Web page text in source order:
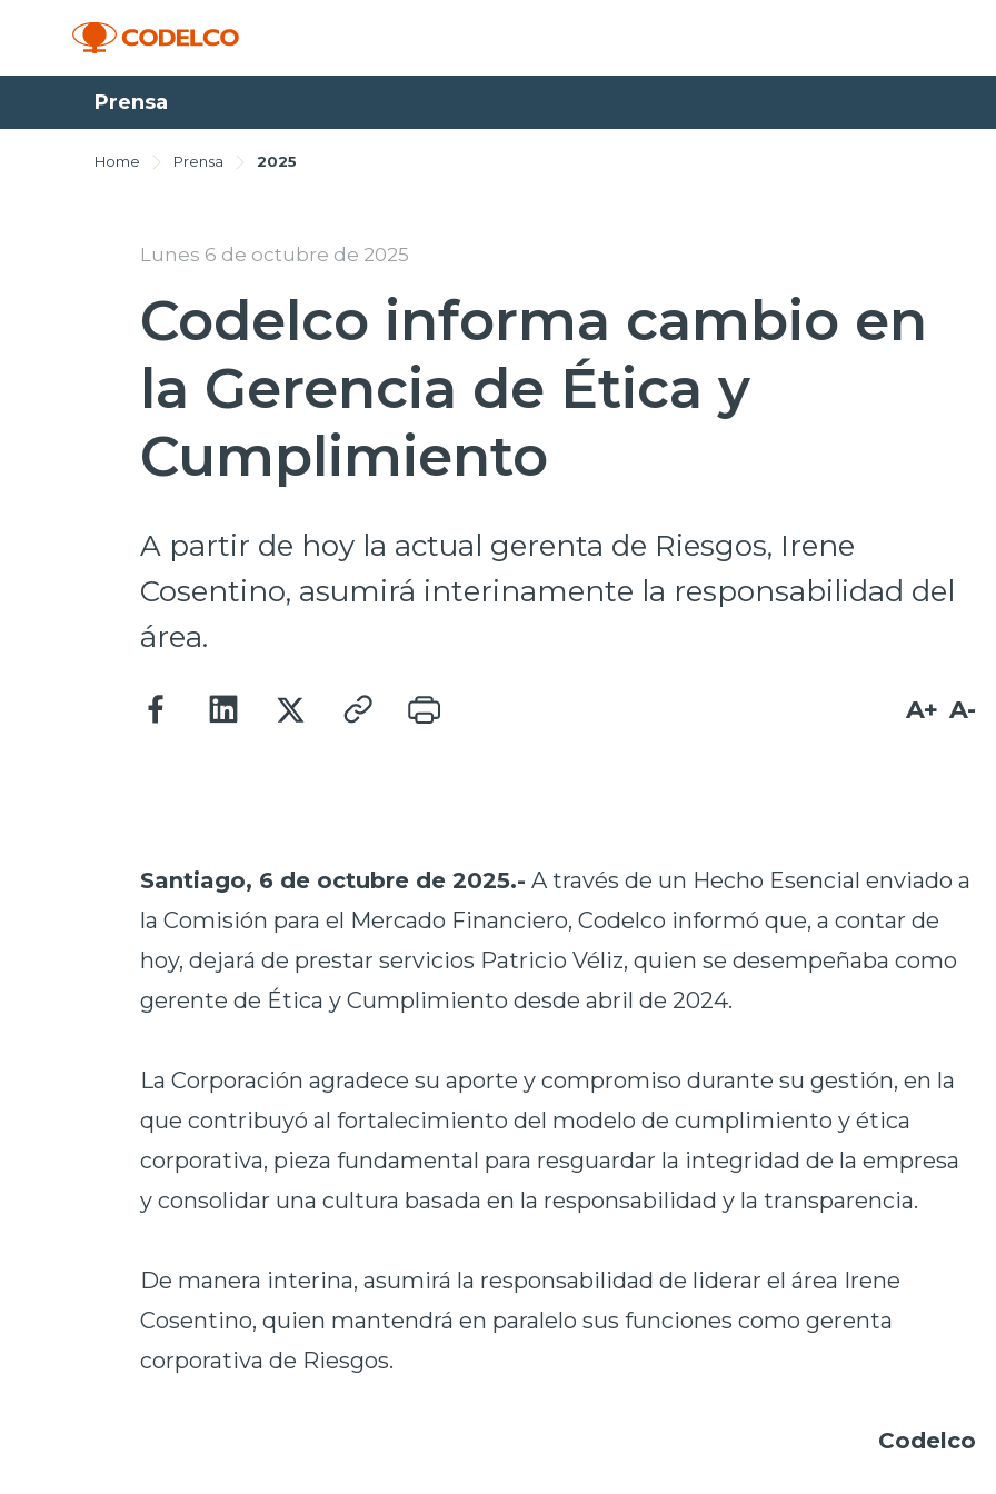
Prensa
Home Prensa 2025
Lunes 6 de octubre de 2025
Codelco informa cambio en
la Gerencia de Ética y
Cumplimiento
A partir de hoy la actual gerenta de Riesgos, Irene
Cosentino, asumirá interinamente la responsabilidad del
área.
A+ A-
Santiago, 6 de octubre de 2025.- A través de un Hecho Esencial enviado a
la Comisión para el Mercado Financiero, Codelco informó que, a contar de
hoy, dejará de prestar servicios Patricio Véliz, quien se desempeñaba como
gerente de Ética y Cumplimiento desde abril de 2024.
La Corporación agradece su aporte y compromiso durante su gestión, en la
que contribuyó al fortalecimiento del modelo de cumplimiento y ética
corporativa, pieza fundamental para resguardar la integridad de la empresa
y consolidar una cultura basada en la responsabilidad y la transparencia.
De manera interina, asumirá la responsabilidad de liderar el área Irene
Cosentino, quien mantendrá en paralelo sus funciones como gerenta
corporativa de Riesgos.
Codelco